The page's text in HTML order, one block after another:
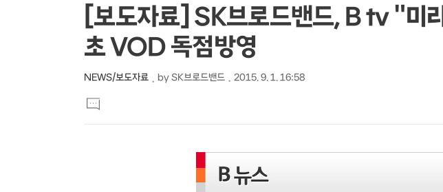
상
세
컨
텐
츠
본
문
제
[보도자료] SK브로드밴드, B tv "미
초 VOD 독점방영
NEWS/보도자료 by SK브로드밴드 2015. 9. 1. 16:58
문
댓
글